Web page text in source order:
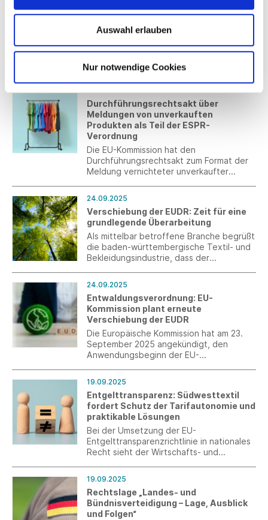
Auswahl erlauben
Nur notwendige Cookies
abbauen, das Sozialsystem zukunftsfähig
des Wirtschaftsstandorts sichern.
Abfallrahmenrichtlinie: Endfassung im
Amtsblatt der EU veröffentlicht
(Waste-Framework-Directive, WFD) wurde
im Amtsblatt der EU veröffentlicht.
25.09.2025
Durchführungsrechtsakt über
Meldungen von unverkauften
Produkten als Teil der ESPR-
Verordnung
Die EU-Kommission hat den
Durchführungsrechtsakt zum Format der
Meldung vernichteter unverkaufter
Die Veröffentlichung im Amtsblatt ist der
nächste Schritt.
24.09.2025
Verschiebung der EUDR: Zeit für eine
grundlegende Überarbeitung
Als mittelbar betroffene Branche begrüßt
die baden-württembergische Textil- und
Bekleidungsindustrie, dass der
werden soll. Damit sie ihr Ziel erreicht,
muss die EU die Zeit für eine wesentliche
Überarbeitung der Verordnung nutzen.
24.09.2025
Entwaldungsverordnung: EU-
Kommission plant erneute
Verschiebung der EUDR
Die Europäische Kommission hat am 23.
September 2025 angekündigt, den
Anwendungsbeginn der EU-
19.09.2025
Entgelttransparenz: Südwesttextil
fordert Schutz der Tarifautonomie und
praktikable Lösungen
Bei der Umsetzung der EU-
Entgelttransparenzrichtlinie in nationales
Recht sieht der Wirtschafts- und
Unternehmen und Privilegien für
Tarifbindungen zu erhalten.
19.09.2025
Rechtslage „Landes- und
Bündnisverteidigung – Lage, Ausblick
und Folgen“